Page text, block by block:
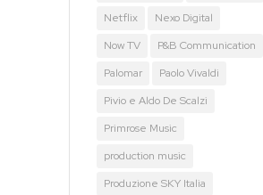
Netflix
Nexo Digital
Now TV
P&B Communication
Palomar
Paolo Vivaldi
Pivio e Aldo De Scalzi
Primrose Music
production music
Produzione SKY Italia